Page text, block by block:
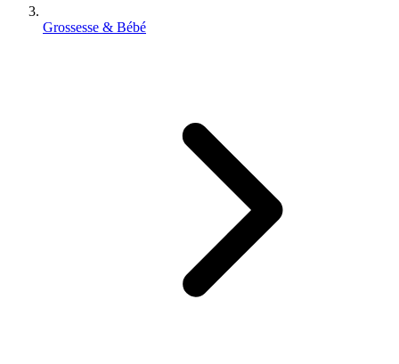
Grossesse & Bébé